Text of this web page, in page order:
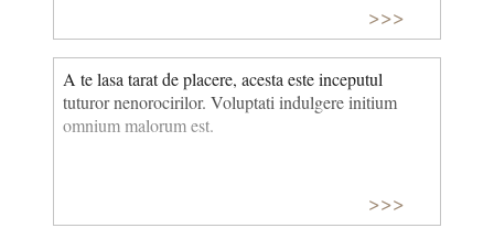
>>>
A te lasa tarat de placere, acesta este inceputul
tuturor nenorocirilor. Voluptati indulgere initium
omnium malorum est.
>>>